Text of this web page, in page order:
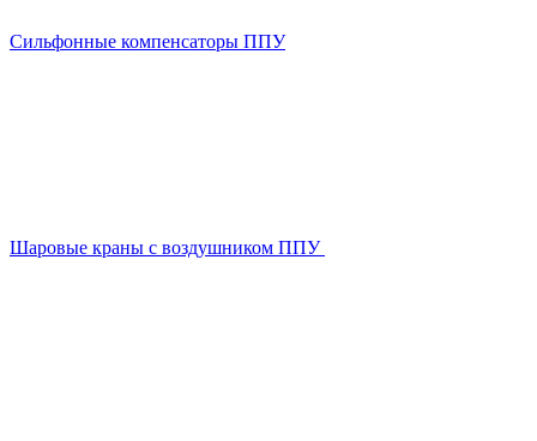
Сильфонные компенсаторы ППУ
Шаровые краны с воздушником ППУ